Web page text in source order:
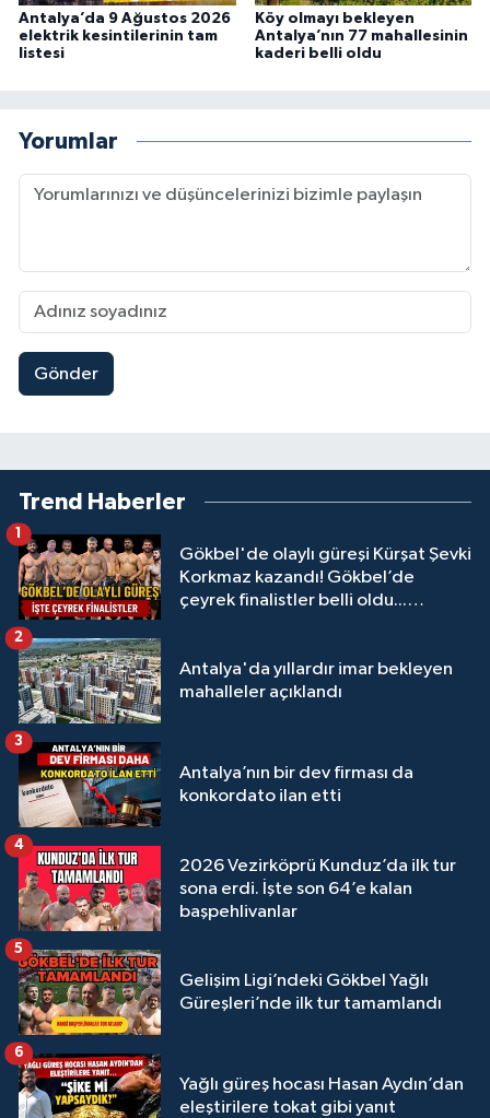
Antalya’da 9 Ağustos 2026
elektrik kesintilerinin tam
listesi
Köy olmayı bekleyen
Antalya’nın 77 mahallesinin
kaderi belli oldu
Yorumlar
Gönder
Trend Haberler
Gökbel'de olaylı güreşi Kürşat Şevki
Korkmaz kazandı! Gökbel’de
çeyrek finalistler belli oldu...
1
Antalya'da yıllardır imar bekleyen
mahalleler açıklandı
2
Antalya’nın bir dev firması da
konkordato ilan etti
3
2026 Vezirköprü Kunduz’da ilk tur
sona erdi. İşte son 64’e kalan
başpehlivanlar
4
Gelişim Ligi’ndeki Gökbel Yağlı
Güreşleri’nde ilk tur tamamlandı
5
Yağlı güreş hocası Hasan Aydın’dan
eleştirilere tokat gibi yanıt
6